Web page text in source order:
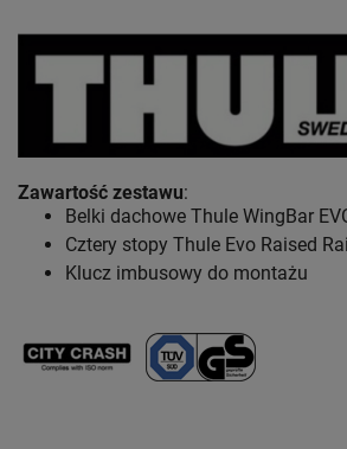
Zawartość zestawu:
Belki dachowe Thule WingBar
Cztery stopy Thule Evo Raised
Klucz imbusowy do montażu